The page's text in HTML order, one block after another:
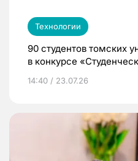
Технологии
90 студентов томских
в конкурсе
14:40 / 23.07.26